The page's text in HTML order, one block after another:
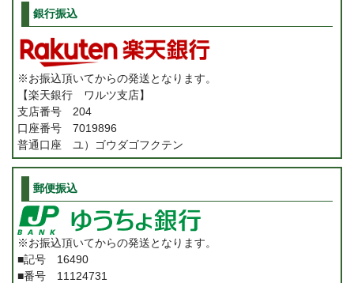
銀行振込
※お振込頂いてからの発送となります。
【楽天銀行 ワルツ支店】
支店番号 204
口座番号 7019896
普通口座 ユ）ゴウダゴフクテン
郵便振込
※お振込頂いてからの発送となります。
■記号 16490
■番号 11124731